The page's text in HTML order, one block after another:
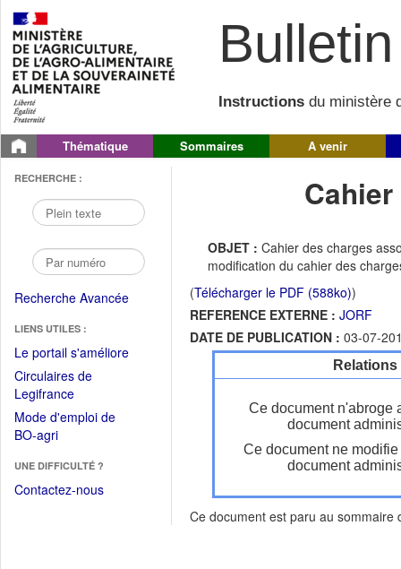
Instructions du ministère
Thématique Sommaires A venir
RECHERCHE :
Recherche Avancée
LIENS UTILES :
Le portail s'améliore(Fichier
Circulaires de
Legifrance(Ouvrir
dans
une
fenêtre)
Mode d'emploi de
BO-agri(Ouvrir
une
nouvelle
UNE DIFFICULTÉ ?
Contactez-nous
OBJET : Cahier des charges
modification du cahier des
(Télécharger le PDF (588ko))
REFERENCE EXTERNE : JORF
DATE DE PUBLICATION : 03-07-
Ce document n'abroge
document
Ce document ne
document
Ce document est paru au sommaire